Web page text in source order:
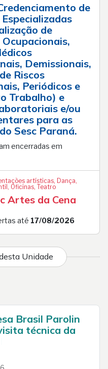
de
de
Demissionais,
Riscos
Periódicos e
Trabalho) e
e/ou
para as
Sesc Paraná.
encerradas em
artísticas, Dança,
Oficinas, Teatro
Artes da Cena
até 17/08/2026
Unidade
Brasil Parolin
técnica da